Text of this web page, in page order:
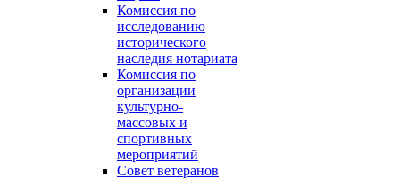
Комиссия по
исследованию
исторического
наследия нотариата
Комиссия по
организации
культурно-
массовых и
спортивных
мероприятий
Совет ветеранов